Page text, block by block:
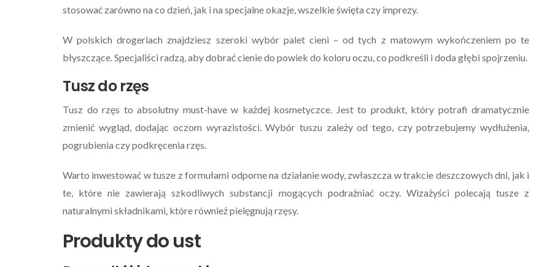
stosować zarówno na co dzień, jak i na specjalne okazje, wszelkie święta czy imprezy.
W polskich drogeriach znajdziesz szeroki wybór palet cieni – od tych z matowym wykończeniem po te
błyszczące. Specjaliści radzą, aby dobrać cienie do powiek do koloru oczu, co podkreśli i doda głębi spojrzeniu.
Tusz do rzęs
Tusz do rzęs to absolutny must-have w każdej kosmetyczce. Jest to produkt, który potrafi dramatycznie
zmienić wygląd, dodając oczom wyrazistości. Wybór tuszu zależy od tego, czy potrzebujemy wydłużenia,
pogrubienia czy podkręcenia rzęs.
Warto inwestować w tusze z formułami odporne na działanie wody, zwłaszcza w trakcie deszczowych dni, jak i
te, które nie zawierają szkodliwych substancji mogących podrażniać oczy. Wizażyści polecają tusze z
naturalnymi składnikami, które również pielęgnują rzęsy.
Produkty do ust